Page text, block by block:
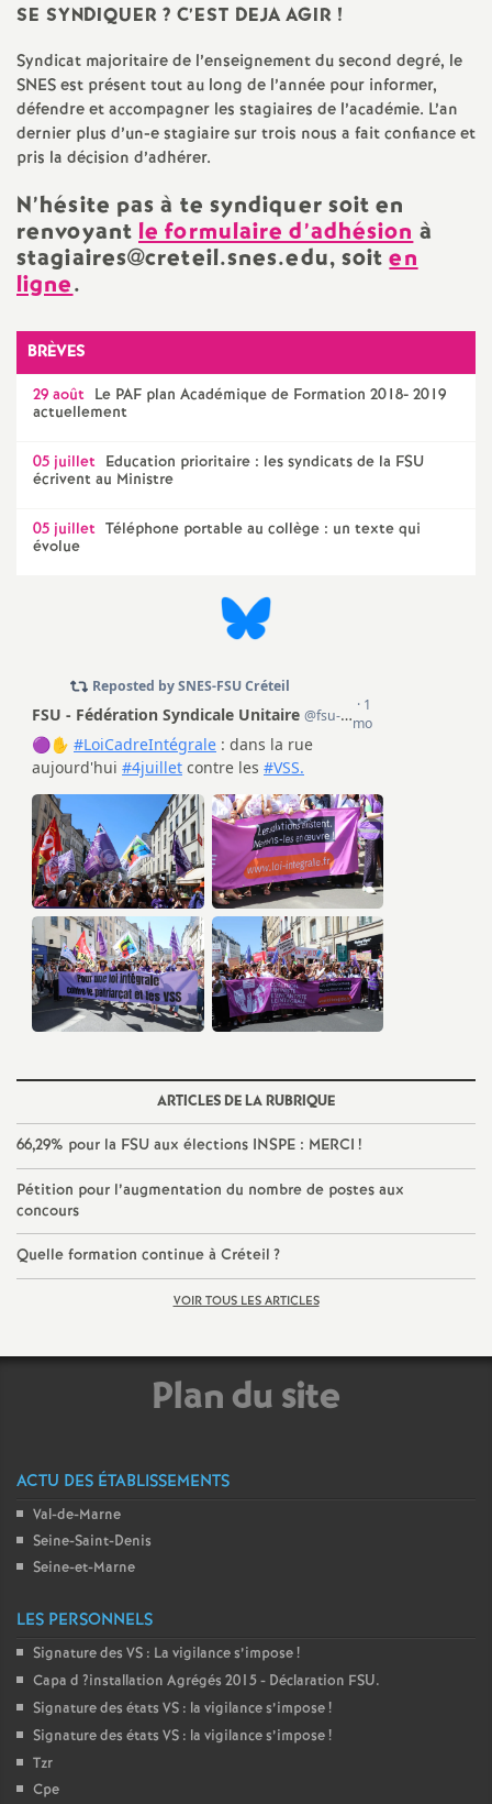
SE SYNDIQUER ? C’EST DEJA AGIR !
Syndicat majoritaire de l’enseignement du second degré, le
SNESest présent tout au long de l’année pour informer,
défendre et accompagner les stagiaires de l’académie. L’an
dernier plus d’un-e stagiaire sur trois nous a fait confiance et
pris la décision d’adhérer.
N’hésite pas à te syndiquer soit en
renvoyant le formulaire d’adhésionà
stagiaires@creteil.snes.edu, soiten
ligne.
BRÈVES
29 août Le PAF plan Académique de Formation 2018- 2019
actuellement
05 juillet Education prioritaire : les syndicats de la FSU
écrivent au Ministre
05 juillet Téléphone portable au collège : un texte qui
évolue
ARTICLES DE LA RUBRIQUE
66,29% pour la FSU aux élections INSPE : MERCI !
Pétition pour l’augmentation du nombre de postes aux
concours
Quelle formation continue à Créteil ?
VOIR TOUS LES ARTICLES
Plan du site
ACTU DES ÉTABLISSEMENTS
Val-de-Marne
Seine-Saint-Denis
Seine-et-Marne
LES PERSONNELS
Signature des VS : La vigilance s’impose!
Capa d ?installation Agrégés 2015 - Déclaration FSU.
Signature des états VS : la vigilance s’impose!
Signature des états VS : la vigilance s’impose!
Tzr
Cpe